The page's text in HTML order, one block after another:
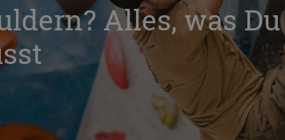
Alles, was